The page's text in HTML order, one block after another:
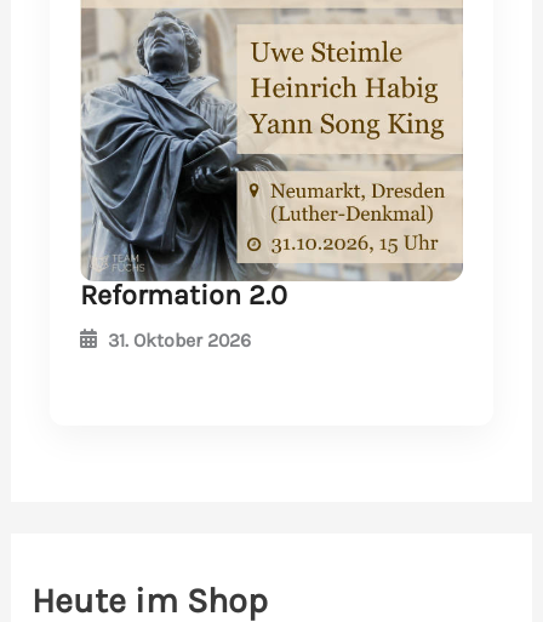
Reformation 2.0
31. Oktober 2026
Heute im Shop